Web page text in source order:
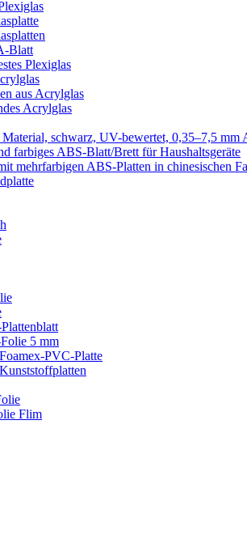
Blatt
Plexiglas
aus Acrylglas
Acrylglas
Material, schwarz, UV-bewertet, 0,35–7,5
farbiges ABS-Blatt/Brett für Haushaltsgeräte
mehrfarbigen ABS-Platten in chinesischen
5 mm
PVC-Platte
Flim